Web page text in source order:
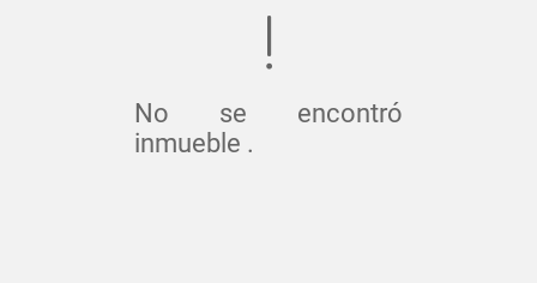
No se encontró
inmueble .